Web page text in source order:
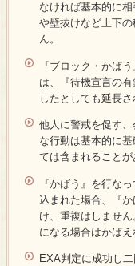
なければ基本的に
や壁抜けなど上下
ん。
『ブロック・かば
は、『待機宣言の
したとしても延長さ
他人に警戒を促す
な行動は基本的に
ては含まれることが
『かばう』を行な
込まれた場合、『
け、重複はしませ
になる場合はかばえ
EXA判定に成功し